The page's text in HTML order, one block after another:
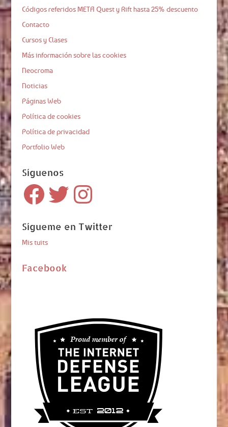
Códigos referidos META Quest y Rift hasta 25% descuento
Contacto
Cursos y Clases
Más información sobre las cookies
Neocroma
Noticias
Páginas Web
Política de cookies
Política de privacidad
Portfolio Web
Síguenos
Facebook Twitter Instagram
Sígueme en Twitter
Mis tuits
Facebook